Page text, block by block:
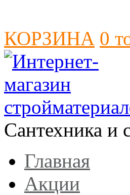
КОРЗИНА 0
Сантехника и
Главная
Акции